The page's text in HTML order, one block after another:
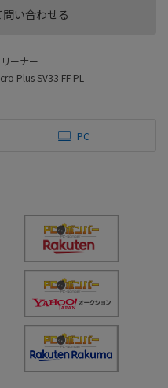
い合わせる
ーナー
Plus SV33 FF PL
PC